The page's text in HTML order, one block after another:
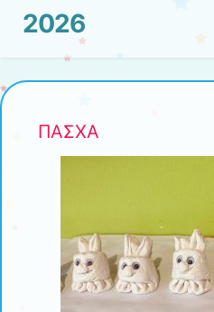
2026
ΠΑΣΧΑ